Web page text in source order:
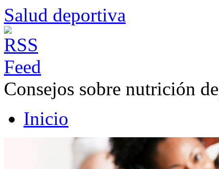
Salud deportiva
Consejos sobre nutrición
Inicio